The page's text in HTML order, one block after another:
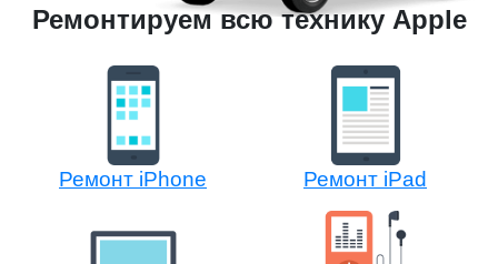
Ремонтируем всю технику Apple
Ремонт iPhone Ремонт iPad